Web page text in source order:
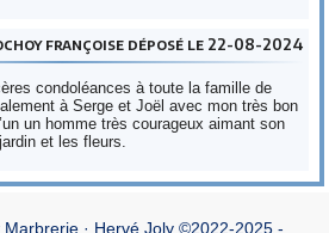
françoise déposé le 22-08-2024
condoléances à toute la famille de
à Serge et Joël avec mon très bon
un homme très courageux aimant son
jardin et les fleurs.
· Hervé Joly ©2022-2025 -